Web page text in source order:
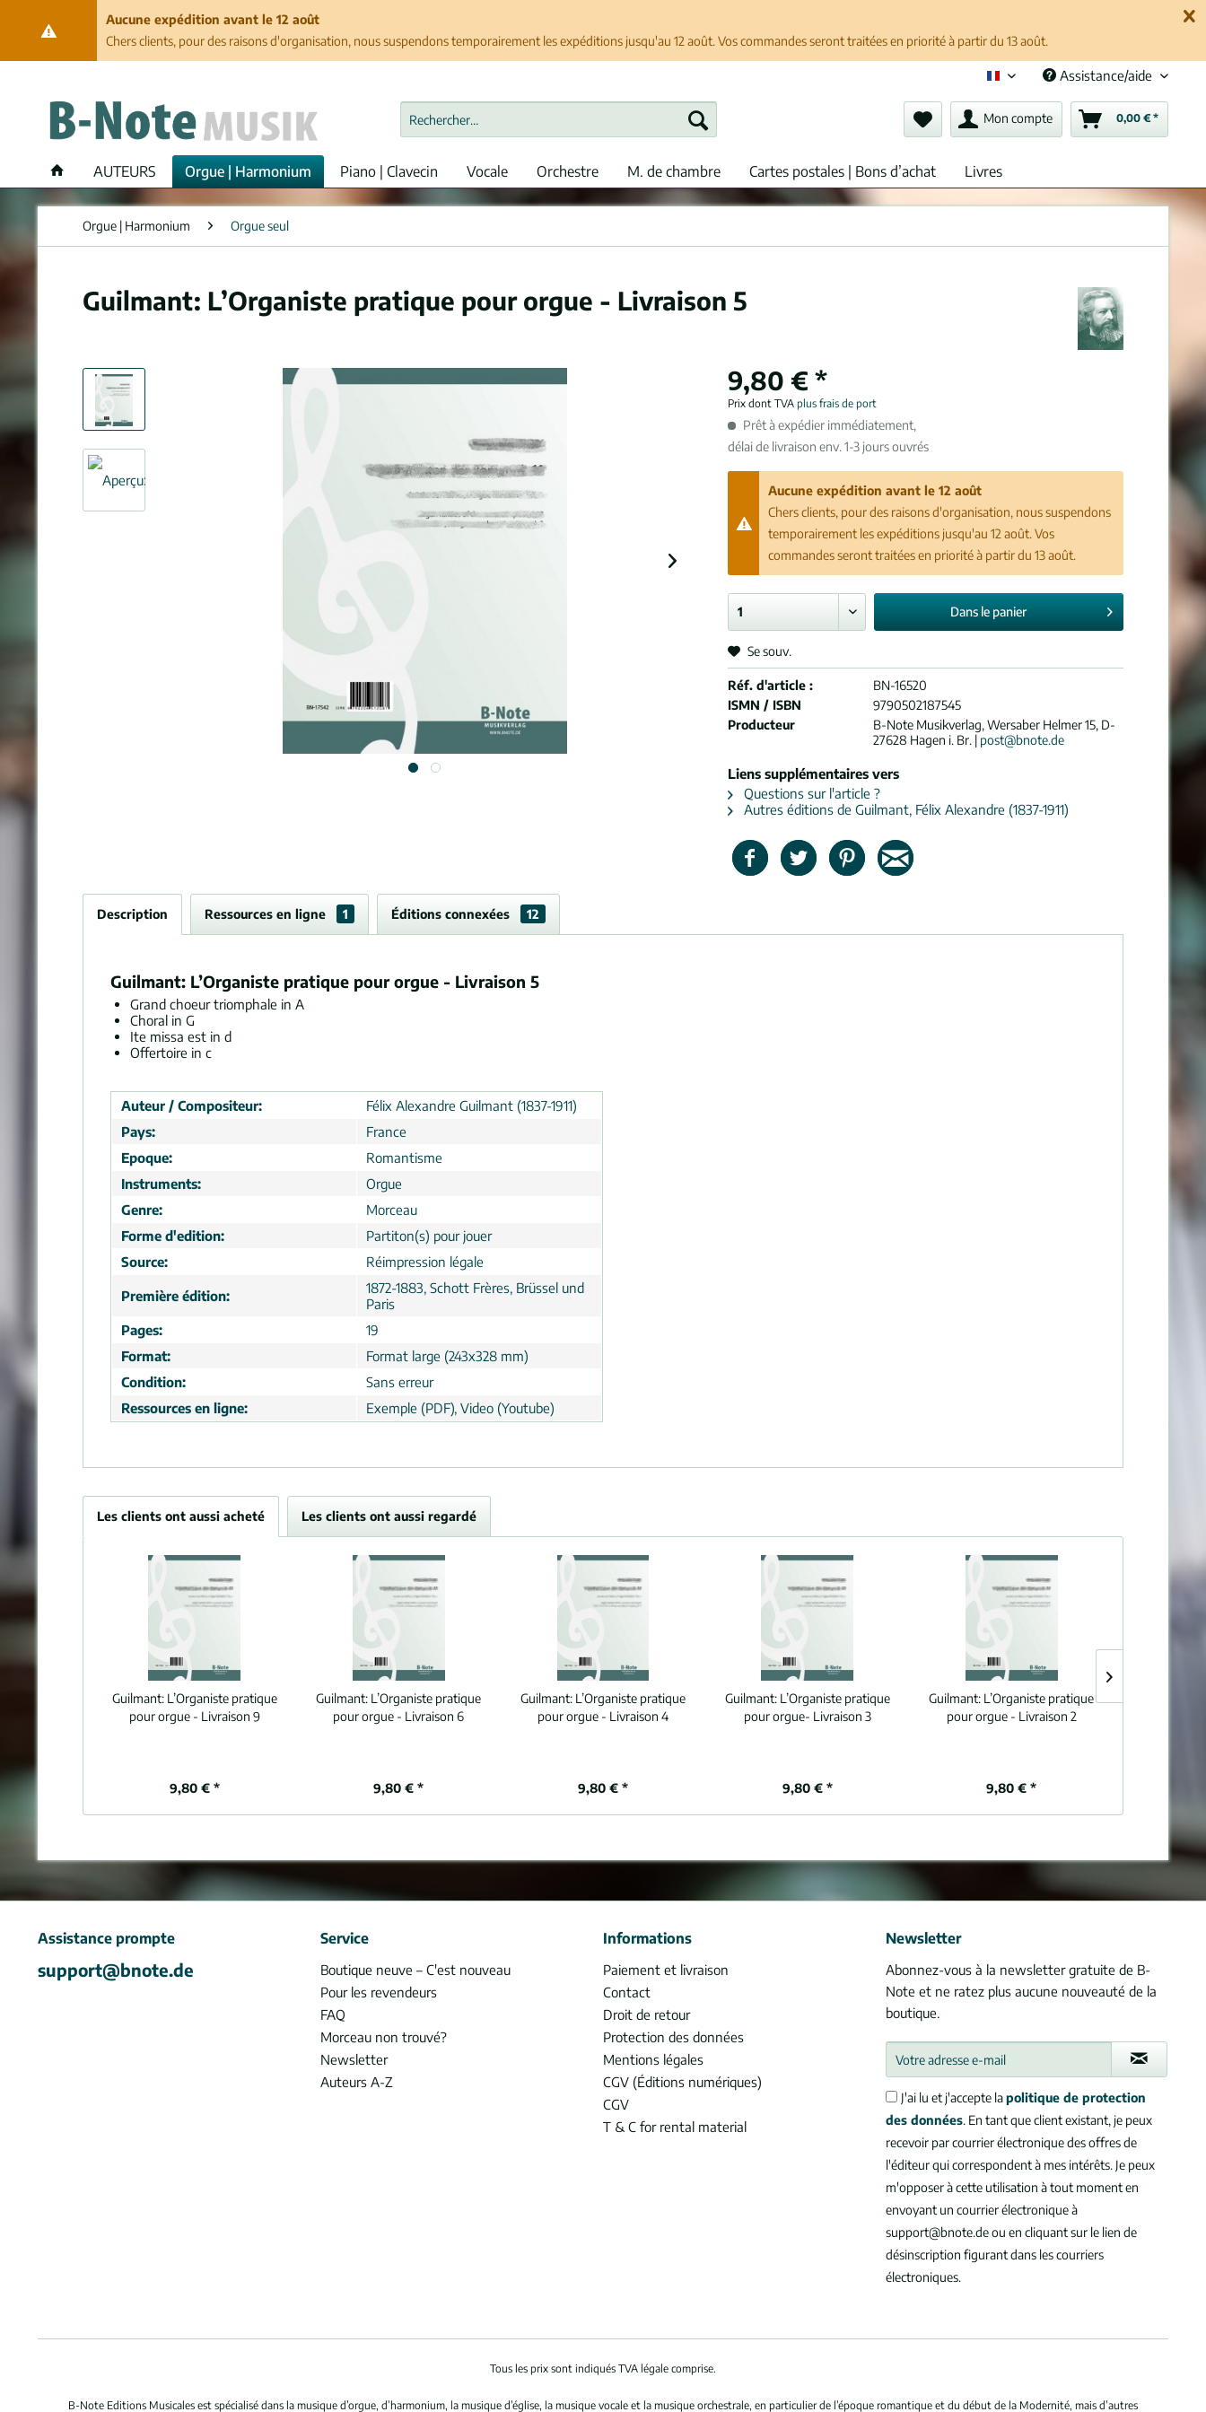
Aucune expédition avant le 12 août
Chers clients, pour des raisons d'organisation, nous suspendons temporairement les expéditions jusqu'au 12 août. Vos commandes seront traitées en priorité à partir du 13 août.
Français (fr)Assistance/aide
Mon compte 0,00 € *
AUTEURS Orgue | Harmonium Piano | Clavecin Vocale Orchestre M. de chambre Cartes postales | Bons d’achat Livres
Orgue | Harmonium Orgue seul
Guilmant: L’Organiste pratique pour orgue - Livraison 5
9,80 € *
Prix dont TVAplus frais de port
Prêt à expédier immédiatement,
délai de livraison env. 1-3 jours ouvrés
Aucune expédition avant le 12 août
Chers clients, pour des raisons d'organisation, nous suspendons
temporairement les expéditions jusqu'au 12 août. Vos
commandes seront traitées en priorité à partir du 13 août.
Dans le panier
Se souv.
Réf. d'article :
BN-16520
ISMN / ISBN
9790502187545
Producteur
B-Note Musikverlag, Wersaber Helmer 15, D-
27628 Hagen i. Br. | post@bnote.de
Liens supplémentaires vers
Questions sur l'article ?
Autres éditions de Guilmant, Félix Alexandre (1837-1911)
Description Ressources en ligne 1 Éditions connexées 12
Guilmant: L’Organiste pratique pour orgue - Livraison 5
Grand choeur triomphale in A
Choral in G
Ite missa est in d
Offertoire in c
Auteur / Compositeur:
Félix Alexandre Guilmant (1837-1911)
Pays:
France
Epoque:
Romantisme
Instruments:
Orgue
Genre:
Morceau
Forme d'edition:
Partiton(s) pour jouer
Source:
Réimpression légale
Première édition:
1872-1883, Schott Frères, Brüssel und
Paris
Pages:
19
Format:
Format large (243x328 mm)
Condition:
Sans erreur
Ressources en ligne:
Exemple (PDF), Video (Youtube)
Les clients ont aussi acheté Les clients ont aussi regardé
Guilmant: L’Organiste pratique
pour orgue - Livraison 9
9,80 € *
Guilmant: L’Organiste pratique
pour orgue - Livraison 6
9,80 € *
Guilmant: L’Organiste pratique
pour orgue - Livraison 4
9,80 € *
Guilmant: L’Organiste pratique
pour orgue- Livraison 3
9,80 € *
Guilmant: L’Organiste pratique
pour orgue - Livraison 2
9,80 € *
Assistance prompte
support@bnote.de
Service
Boutique neuve – C'est nouveau
Pour les revendeurs
FAQ
Morceau non trouvé?
Newsletter
Auteurs A-Z
Informations
Paiement et livraison
Contact
Droit de retour
Protection des données
Mentions légales
CGV (Éditions numériques)
CGV
T & C for rental material
Newsletter
Abonnez-vous à la newsletter gratuite de B-
Note et ne ratez plus aucune nouveauté de la
boutique.
J'ai lu et j'accepte lapolitique de protection
des données. En tant que client existant, je peux
recevoir par courrier électronique des offres de
l'éditeur qui correspondent à mes intérêts. Je peux
m'opposer à cette utilisation à tout moment en
envoyant un courrier électronique à
support@bnote.de ou en cliquant sur le lien de
désinscription figurant dans les courriers
électroniques.
Tous les prix sont indiqués TVA légale comprise.
B-Note Editions Musicales est spécialisé dans la musique d’orgue, d’harmonium, la musique d’église, la musique vocale et la musique orchestrale, en particulier de l’époque romantique et du début de la Modernité, mais d’autres